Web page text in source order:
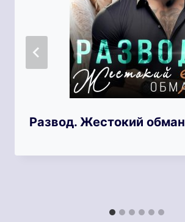
Развод. Жестокий обман